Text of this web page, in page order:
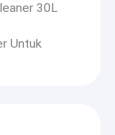
30L
Untuk